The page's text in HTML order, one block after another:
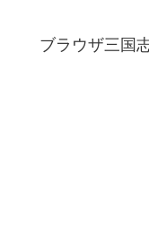
ブラウザ三国